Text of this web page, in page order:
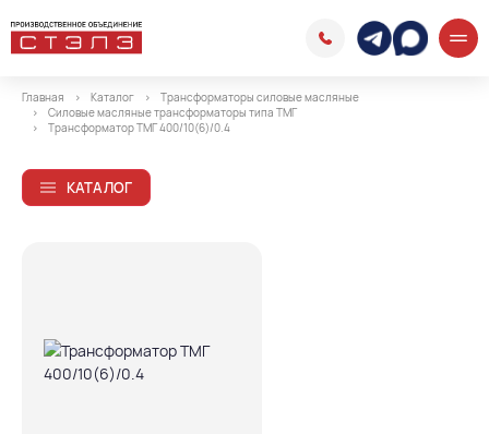
Главная Каталог
Трансформаторы силовые масляные
Силовые масляные трансформаторы типа ТМГ
Трансформатор ТМГ 400/10(6)/0.4
КАТАЛОГ